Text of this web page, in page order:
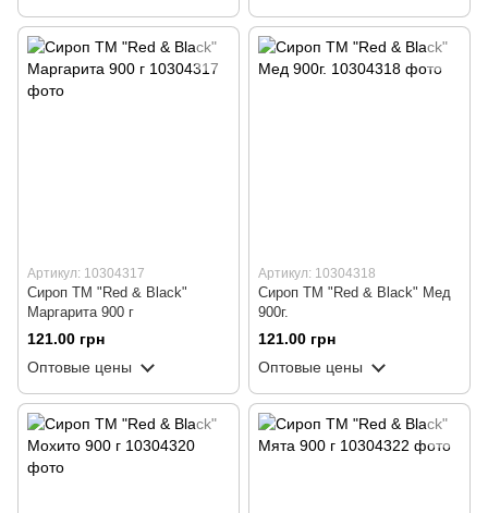
Артикул: 10304317
Сироп ТМ "Red & Black"
Маргарита 900 г
121.00 грн
Оптовые цены
Артикул: 10304318
Сироп ТМ "Red & Black" Мед
900г.
121.00 грн
Оптовые цены